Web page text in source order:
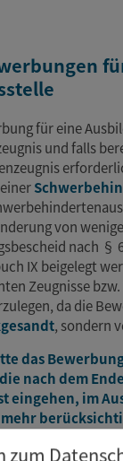
für eine
und falls
von
nach §
IX beigelegt
Zeugnisse
da die
, sondern
das
nach dem
eingehen, im
zum